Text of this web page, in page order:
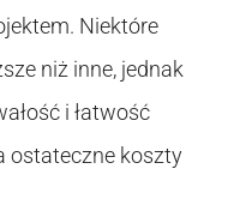
Niektóre
niż inne, jednak
i łatwość
ostateczne koszty